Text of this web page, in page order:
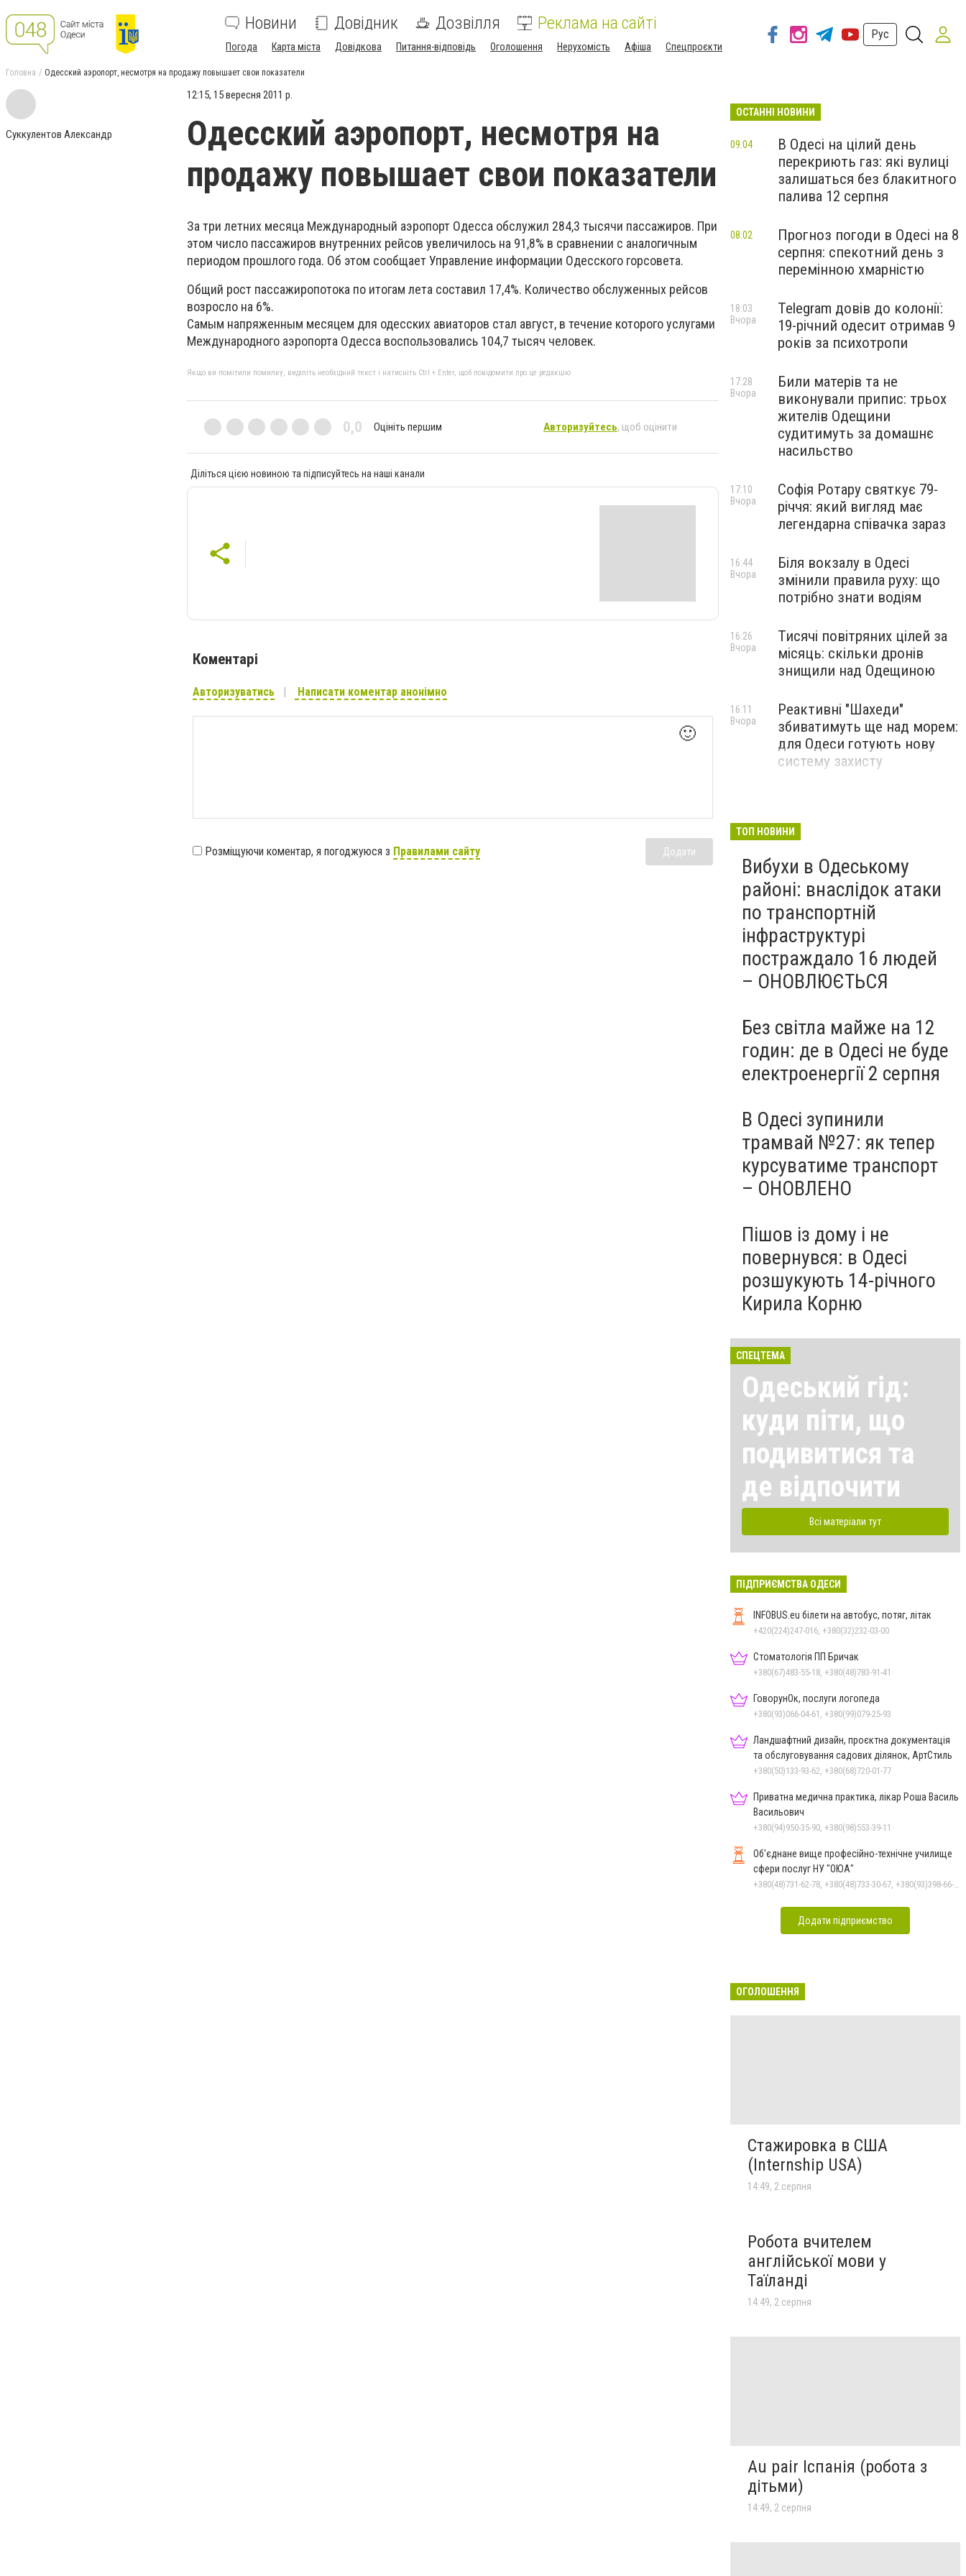
Новини Довідник Дозвілля Реклама на сайті
Погода Карта міста Довідкова Питання-відповідь Оголошення Нерухомість Афіша Спецпроєкти
Рус
Головна Одесский аэропорт, несмотря на продажу повышает свои показатели
Суккулентов Александр
12:15, 15 вересня 2011 р.
Одесский аэропорт, несмотря на
продажу повышает свои показатели
За три летних месяца Международный аэропорт Одесса обслужил 284,3 тысячи пассажиров. При
этом число пассажиров внутренних рейсов увеличилось на 91,8% в сравнении с аналогичным
периодом прошлого года. Об этом сообщает Управление информации Одесского горсовета.
Общий рост пассажиропотока по итогам лета составил 17,4%. Количество обслуженных рейсов
возросло на 6%.
Самым напряженным месяцем для одесских авиаторов стал август, в течение которого услугами
Международного аэропорта Одесса воспользовались 104,7 тысяч человек.
Якщо ви помітили помилку, виділіть необхідний текст і натисніть Ctrl + Enter, щоб повідомити про це редакцію
0,0 Оцініть першим Авторизуйтесь, щоб оцінити
Діліться цією новиною та підписуйтесь на наші канали
Коментарі
Авторизуватись Написати коментар анонімно
🙂
Розміщуючи коментар, я погоджуюся з Правилами сайту Додати
ОСТАННІ НОВИНИ
В Одесі на цілий день
перекриють газ: які вулиці
залишаться без блакитного
палива 12 серпня
09:04
Прогноз погоди в Одесі на 8
серпня: спекотний день з
перемінною хмарністю
08:02
Telegram довів до колонії:
19-річний одесит отримав 9
років за психотропи
18:03
Вчора
Били матерів та не
виконували припис: трьох
жителів Одещини
судитимуть за домашнє
насильство
17:28
Вчора
Софія Ротару святкує 79-
річчя: який вигляд має
легендарна співачка зараз
17:10
Вчора
Біля вокзалу в Одесі
змінили правила руху: що
потрібно знати водіям
16:44
Вчора
Тисячі повітряних цілей за
місяць: скільки дронів
знищили над Одещиною
16:26
Вчора
Реактивні "Шахеди"
збиватимуть ще над морем:
для Одеси готують нову
систему захисту
16:11
Вчора
ТОП НОВИНИ
Вибухи в Одеському
районі: внаслідок атаки
по транспортній
інфраструктурі
постраждало 16 людей
– ОНОВЛЮЄТЬСЯ
Без світла майже на 12
годин: де в Одесі не буде
електроенергії 2 серпня
В Одесі зупинили
трамвай №27: як тепер
курсуватиме транспорт
– ОНОВЛЕНО
Пішов із дому і не
повернувся: в Одесі
розшукують 14-річного
Кирила Корню
СПЕЦТЕМА
Одеський гід:
куди піти, що
подивитися та
де відпочити
Всі матеріали тут
ПІДПРИЄМСТВА ОДЕСИ
INFOBUS.eu білети на автобус, потяг, літак
+420(224)247-016, +380(32)232-03-00
Стоматологія ПП Бричак
+380(67)483-55-18, +380(48)783-91-41
ГоворунОк, послуги логопеда
+380(93)066-04-61, +380(99)079-25-93
Ландшафтний дизайн, проєктна документація
та обслуговування садових ділянок, АртСтиль
+380(50)133-93-62, +380(68)720-01-77
Приватна медична практика, лікар Роша Василь
Васильович
+380(94)950-35-90, +380(98)553-39-11
Об’єднане вище професійно-технічне училище
сфери послуг НУ "ОЮА"
Додати підприємство
ОГОЛОШЕННЯ
Стажировка в США
(Internship USA)
14:49, 2 серпня
Робота вчителем
англійської мови у
Таїланді
14:49, 2 серпня
Au pair Іспанія (робота з
дітьми)
14:49, 2 серпня